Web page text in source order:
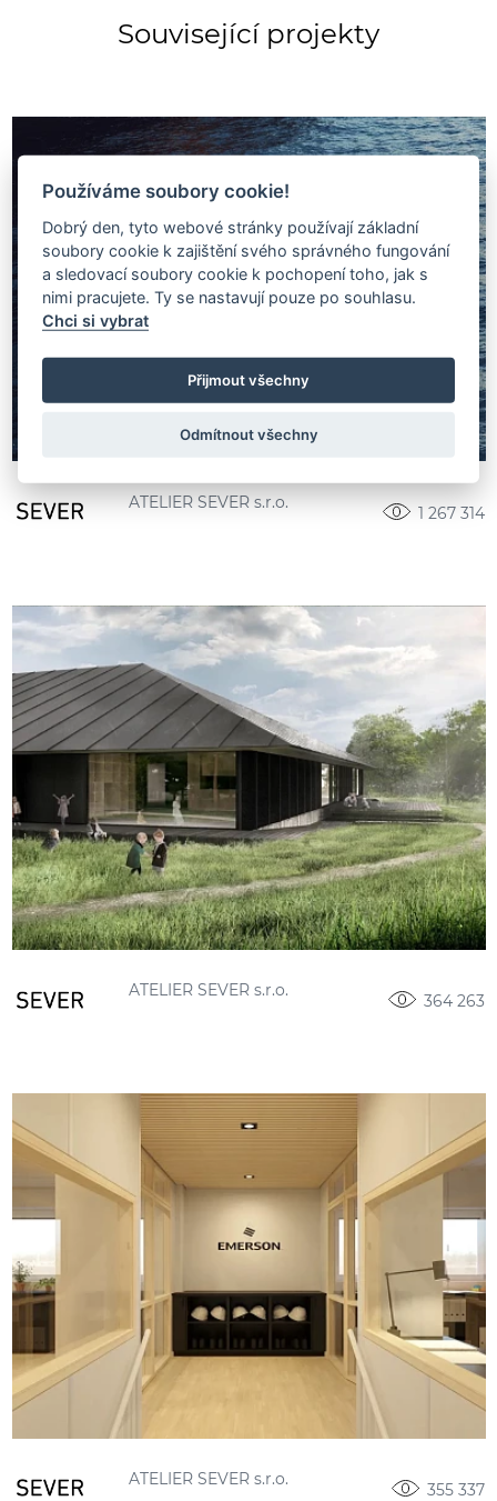
Související projekty
ATELIER SEVER s.r.o.
1 267 314
ATELIER SEVER s.r.o.
364 263
ATELIER SEVER s.r.o.
355 337
Používáme soubory cookie!
Dobrý den, tyto webové stránky používají základní
soubory cookie k zajištění svého správného fungování
a sledovací soubory cookie k pochopení toho, jak s
nimi pracujete. Ty se nastavují pouze po souhlasu.
Chci si vybrat
Přijmout všechny
Odmítnout všechny